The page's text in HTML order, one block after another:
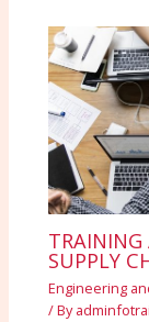
TRAINING
SUPPLY
Engineering
/ By